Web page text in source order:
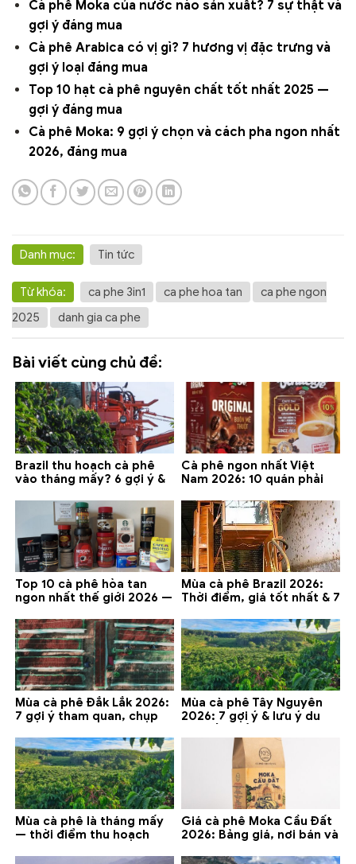
Cà phê Moka của nước nào sản xuất? 7 sự thật và
gợi ý đáng mua
Cà phê Arabica có vị gì? 7 hương vị đặc trưng và
gợi ý loại đáng mua
Top 10 hạt cà phê nguyên chất tốt nhất 2025 —
gợi ý đáng mua
Cà phê Moka: 9 gợi ý chọn và cách pha ngon nhất
2026, đáng mua
Danh mục: Tin tức
Từ khóa: ca phe 3in1 ca phe hoa tan
ca phe ngon
2025
danh gia ca phe
Bài viết cùng chủ đề:
Brazil thu hoạch cà phê
vào tháng mấy? 6 gợi ý &
Cà phê ngon nhất Việt
Nam 2026: 10 quán phải
Lạt
Top 10 cà phê hòa tan
ngon nhất thế giới 2026 —
Mùa cà phê Brazil 2026:
Thời điểm, giá tốt nhất & 7
Mùa cà phê Đắk Lắk 2026:
7 gợi ý tham quan, chụp
Mùa cà phê Tây Nguyên
2026: 7 gợi ý & lưu ý du
Mùa cà phê là tháng mấy
— thời điểm thu hoạch
Giá cà phê Moka Cầu Đất
2026: Bảng giá, nơi bán và